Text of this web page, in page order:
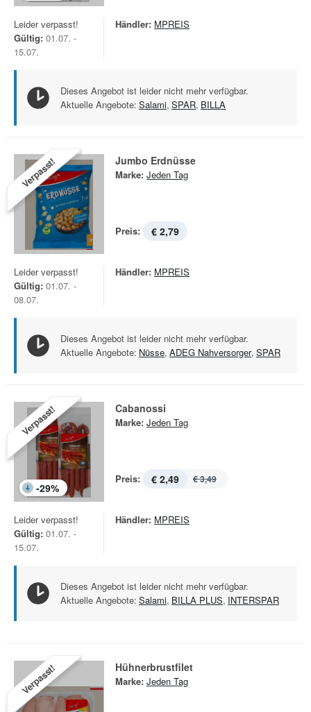
Leider verpasst!
Gültig: 01.07. -
15.07.
Händler: MPREIS
Dieses Angebot ist leider nicht mehr verfügbar.
Aktuelle Angebote: Salami, SPAR, BILLA
Verpasst! Jumbo Erdnüsse
Marke: Jeden Tag
Preis: € 2,79
Leider verpasst!
Gültig: 01.07. -
08.07.
Händler: MPREIS
Dieses Angebot ist leider nicht mehr verfügbar.
Aktuelle Angebote: Nüsse, ADEG Nahversorger, SPAR
Verpasst!
-29%
Cabanossi
Marke: Jeden Tag
Preis: € 2,49 € 3,49
Leider verpasst!
Gültig: 01.07. -
15.07.
Händler: MPREIS
Dieses Angebot ist leider nicht mehr verfügbar.
Aktuelle Angebote: Salami, BILLA PLUS, INTERSPAR
Verpasst! Hühnerbrustfilet
Marke: Jeden Tag